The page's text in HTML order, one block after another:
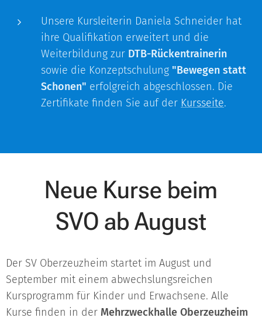
Unsere Kursleiterin Daniela Schneider hat
ihre Qualifikation erweitert und die
Weiterbildung zur DTB-Rückentrainerin
sowie die Konzeptschulung "Bewegen statt
Schonen" erfolgreich abgeschlossen. Die
Zertifikate finden Sie auf der Kursseite.
Neue Kurse beim
SVO ab August
Der SV Oberzeuzheim startet im August und
September mit einem abwechslungsreichen
Kursprogramm für Kinder und Erwachsene. Alle
Kurse finden in der Mehrzweckhalle Oberzeuzheim